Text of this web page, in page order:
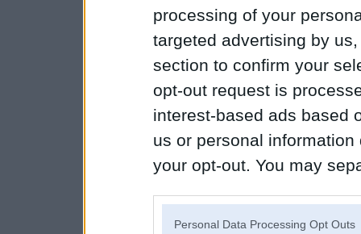
processing of your
targeted advertising by
section to confirm your
opt-out request is
interest-based ads based
us or personal
your opt-out. You may
Personal Data Processing Opt Outs